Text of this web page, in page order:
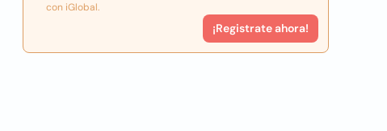
con iGlobal.
¡Registrate ahora!